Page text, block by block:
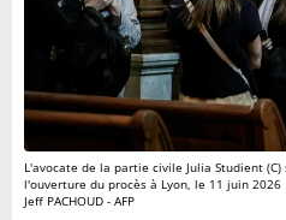
L'avocate de la partie civile Julia Studient
l'ouverture du procès à Lyon, le 11 juin 2026
Jeff PACHOUD - AFP